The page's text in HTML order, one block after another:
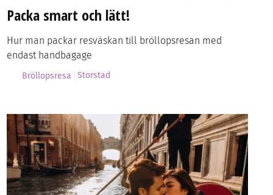
Packa smart och lätt!
Hur man packar resväskan till bröllopsresan med
endast handbagage
Bröllopsresa Storstad